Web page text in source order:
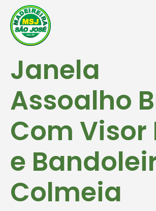
Janela
Assoalho
Com Visor
e
Colmeia